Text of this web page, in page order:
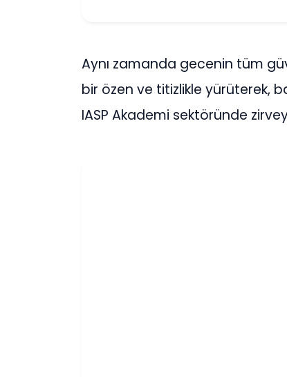
Aynı zamanda gecenin tüm
bir özen ve titizlikle yürüterek,
IASP Akademi sektöründe